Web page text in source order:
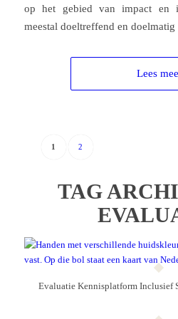
op het gebied van impact en
meestal doeltreffend en doelmatig
Lees
1 2
TAG
Evaluatie Kennis­platform Inclusief